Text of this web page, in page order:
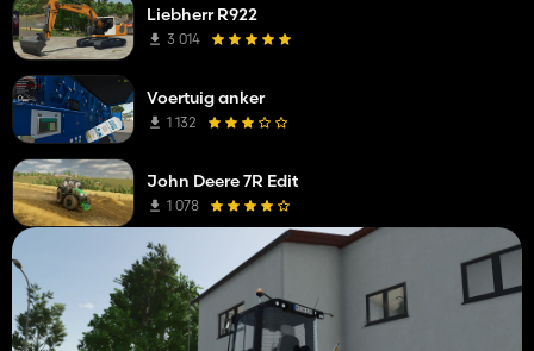
Liebherr R922
3 014
Voertuig anker
1 132
John Deere 7R Edit
1 078